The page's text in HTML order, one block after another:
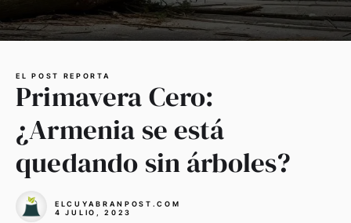
EL POST REPORTA
Primavera Cero:
¿Armenia se está
quedando sin árboles?
ELCUYABRANPOST.COM
4 JULIO, 2023